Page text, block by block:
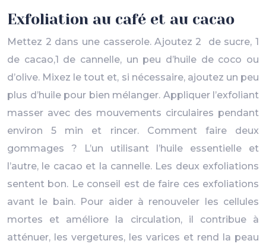
Exfoliation au café et au cacao
Mettez 2 dans une casserole. Ajoutez 2 de sucre, 1
de cacao,1 de cannelle, un peu d’huile de coco ou
d’olive. Mixez le tout et, si nécessaire, ajoutez un peu
plus d’huile pour bien mélanger. Appliquer l’exfoliant
masser avec des mouvements circulaires pendant
environ 5 min et rincer. Comment faire deux
gommages ? L’un utilisant l’huile essentielle et
l’autre, le cacao et la cannelle. Les deux exfoliations
sentent bon. Le conseil est de faire ces exfoliations
avant le bain. Pour aider à renouveler les cellules
mortes et améliore la circulation, il contribue à
atténuer, les vergetures, les varices et rend la peau